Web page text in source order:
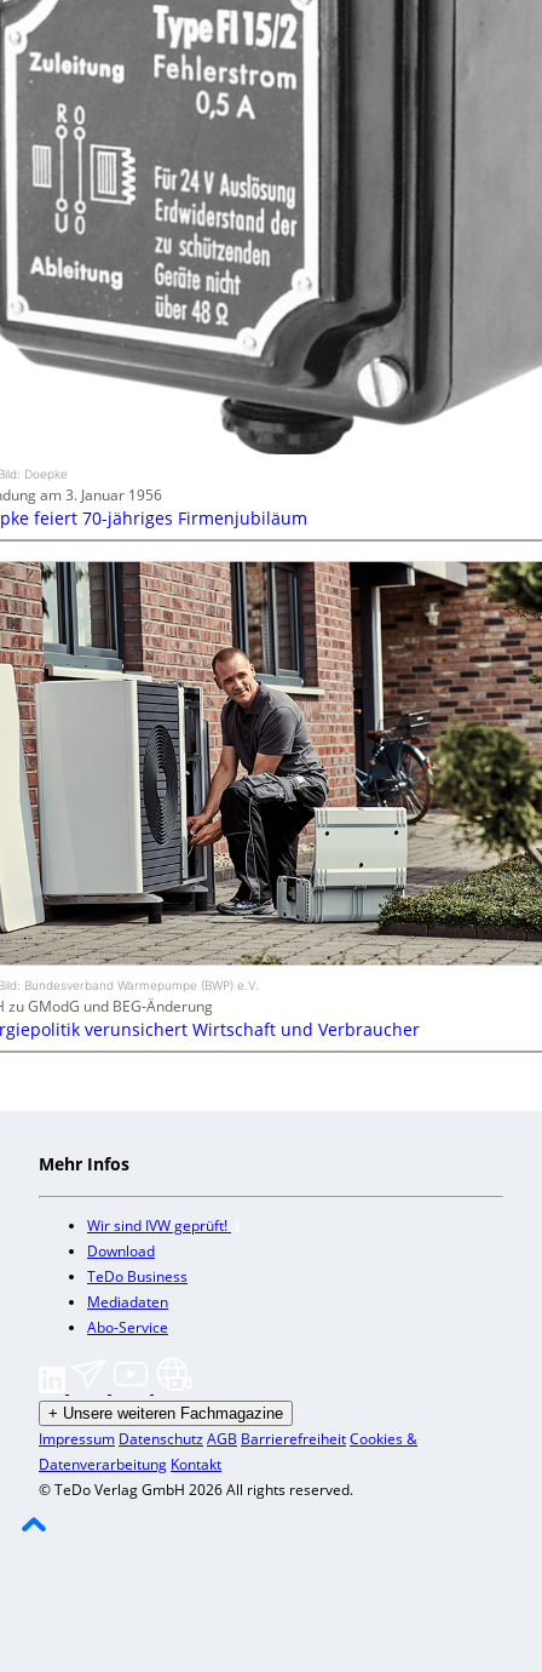
Doepke
am 3. Januar 1956
feiert 70-jähriges Firmenjubiläum
Bundesverband Wärmepumpe (BWP) e.V.
zu GModG und BEG-Änderung
verunsichert Wirtschaft und Verbraucher
Mehr Infos
Wir sind IVW geprüft!
Download
TeDo Business
Mediadaten
Abo-Service
+ Unsere weiteren Fachmagazine
Impressum DatenschutzAGB BarrierefreiheitCookies &
Datenverarbeitung Kontakt
© TeDo Verlag GmbH 2026 All rights reserved.